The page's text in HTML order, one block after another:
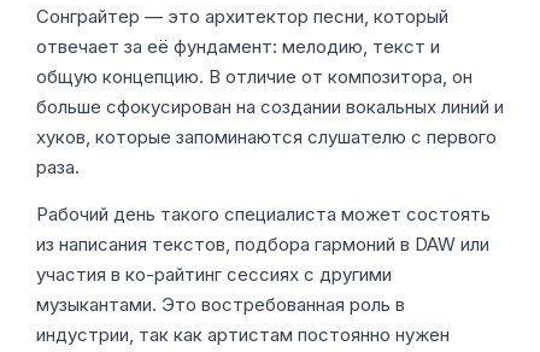
Сонграйтер — это архитектор песни, который
отвечает за её фундамент: мелодию, текст и
общую концепцию. В отличие от композитора, он
больше сфокусирован на создании вокальных линий и
хуков, которые запоминаются слушателю с первого
раза.
Рабочий день такого специалиста может состоять
из написания текстов, подбора гармоний в DAW или
участия в ко-райтинг сессиях с другими
музыкантами. Это востребованная роль в
индустрии, так как артистам постоянно нужен